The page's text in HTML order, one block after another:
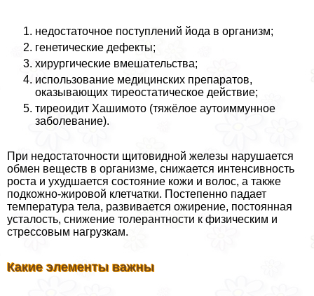
недостаточное поступлений йода в организм;
генетические дефекты;
хирургические вмешательства;
использование медицинских препаратов,
оказывающих тиреостатическое действие;
тиреоидит Хашимото (тяжёлое аутоиммунное
заболевание).
При недостаточности щитовидной железы нарушается
обмен веществ в организме, снижается интенсивность
роста и ухудшается состояние кожи и волос, а также
подкожно-жировой клетчатки. Постепенно падает
температура тела, развивается ожирение, постоянная
усталость, снижение толерантности к физическим и
стрессовым нагрузкам.
Какие элементы важны